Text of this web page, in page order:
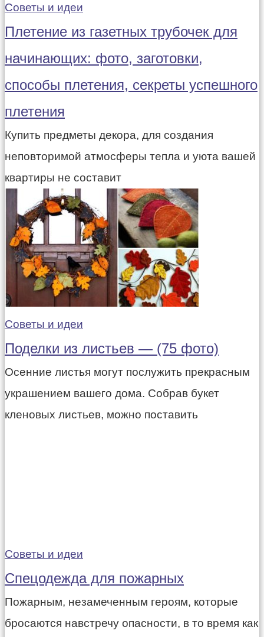
Советы и идеи
Плетение из газетных трубочек для
начинающих: фото, заготовки,
способы плетения, секреты успешного
плетения
Купить предметы декора, для создания
неповторимой атмосферы тепла и уюта вашей
квартиры не составит
Советы и идеи
Поделки из листьев — (75 фото)
Осенние листья могут послужить прекрасным
украшением вашего дома. Собрав букет
кленовых листьев, можно поставить
Советы и идеи
Спецодежда для пожарных
Пожарным, незамеченным героям, которые
бросаются навстречу опасности, в то время как